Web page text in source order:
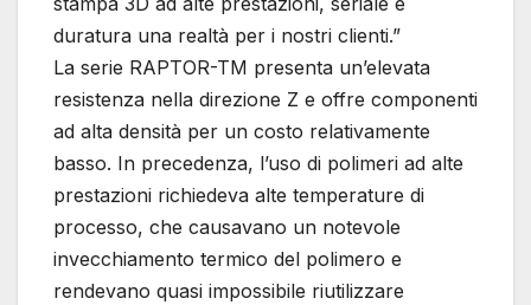
duratura una realtà per i nostri clienti.”
La serie RAPTOR-TM presenta un’elevata
resistenza nella direzione Z e offre componenti
ad alta densità per un costo relativamente
basso. In precedenza, l’uso di polimeri ad alte
prestazioni richiedeva alte temperature di
processo, che causavano un notevole
invecchiamento termico del polimero e
rendevano quasi impossibile riutilizzare